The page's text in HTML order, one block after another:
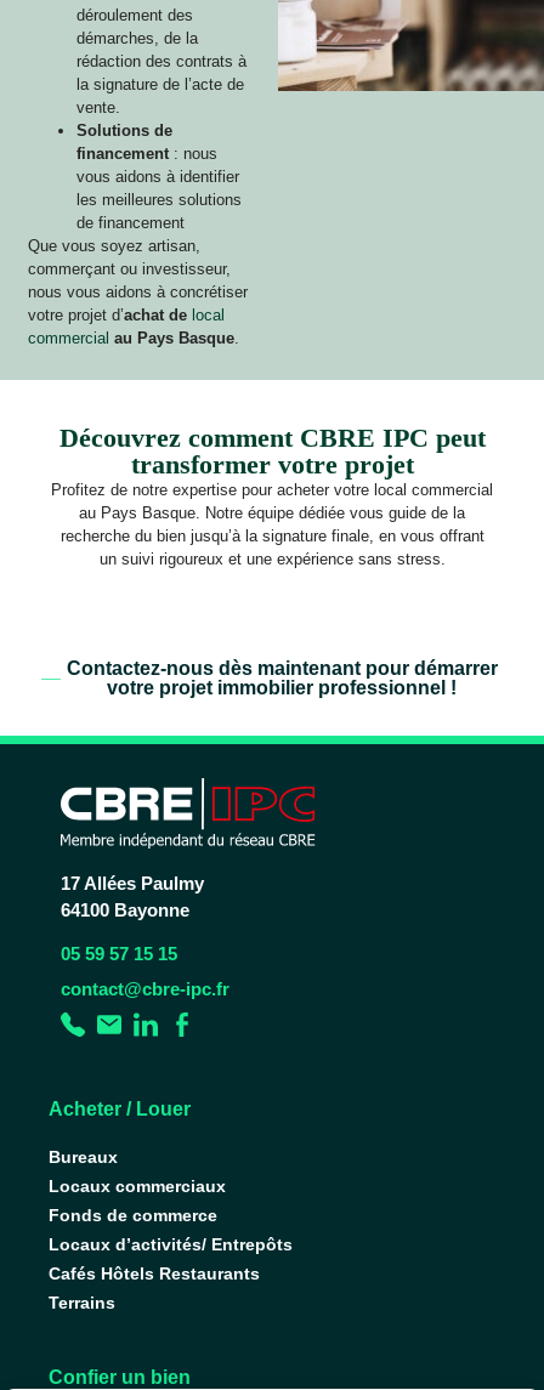
déroulement des
démarches, de la
rédaction des contrats à
la signature de l’acte de
vente.
Solutions de
financement: nous
vous aidons à identifier
les meilleures solutions
de financement
Que vous soyez artisan,
commerçant ou investisseur,
nous vous aidons à concrétiser
votre projet d’achat de local
commercial au Pays Basque.
Découvrez comment CBRE IPC peut
transformer votre projet
Profitez de notre expertise pour acheter votre local commercial
au Pays Basque. Notre équipe dédiée vous guide de la
recherche du bien jusqu’à la signature finale, en vous offrant
un suivi rigoureux et une expérience sans stress.
Contactez-nous dès maintenant pour démarrer
votre projet immobilier professionnel !
17 Allées Paulmy
64100 Bayonne
05 59 57 15 15
contact@cbre-ipc.fr
Acheter / Louer
Bureaux
Locaux commerciaux
Fonds de commerce
Locaux d’activités/ Entrepôts
Cafés Hôtels Restaurants
Terrains
Confier un bien